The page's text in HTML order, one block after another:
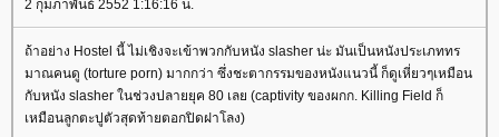
2 กุมภาพันธ์ 2552 1:16:16 น.
ถ้าอย่าง Hostel นี้ ไม่เชิงจะเข้าพวกกับหนัง slasher น่ะ มันเป็นหนังประเภททร
มาณคนดู (torture porn) มากกว่า ซึ่งชะตากรรมของหนังแนวนี้ ก็ดูเหี่ยวๆเหมือน
กับหนัง slasher ในช่วงปลายยุค 80 เลย (captivity ของผกก. Killing Field ก็
เหมือนลูกตะปูตัวสุดท้ายตอกปิดฝาโลง)